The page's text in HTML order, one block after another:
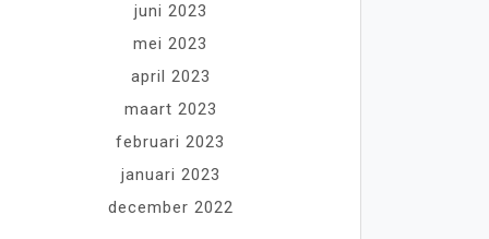
juni 2023
mei 2023
april 2023
maart 2023
februari 2023
januari 2023
december 2022